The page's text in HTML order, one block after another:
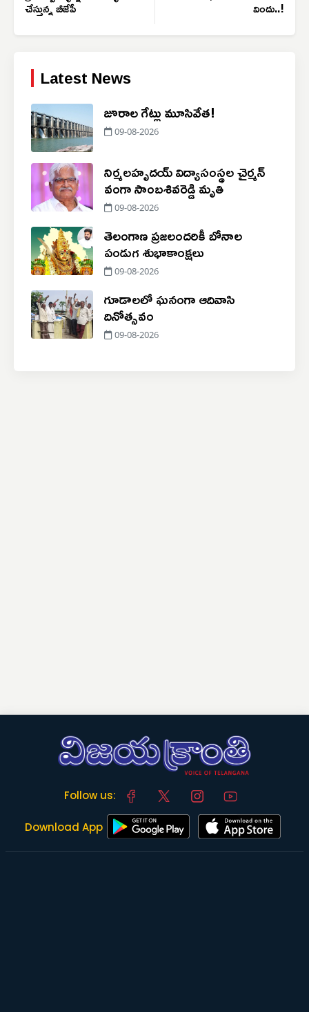
చేస్తున్న బీజేపీ విందు..!
Latest News
జూరాల గేట్లు మూసివేత!
09-08-2026
నిర్మలహృదయ్ విద్యాసంస్థల చైర్మన్
వంగా సాంబశివరెడ్డి మృతి
09-08-2026
తెలంగాణ ప్రజలందరికీ బోనాల
పండుగ శుభాకాంక్షలు
09-08-2026
గూడాలలో ఘనంగా ఆదివాసి
దినోత్సవం
09-08-2026
Follow us:
Download App